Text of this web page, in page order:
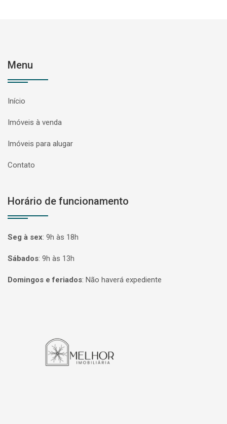
Menu
Início
Imóveis à venda
Imóveis para alugar
Contato
Horário de funcionamento
Seg à sex: 9h às 18h
Sábados: 9h às 13h
Domingos e feriados: Não haverá expediente